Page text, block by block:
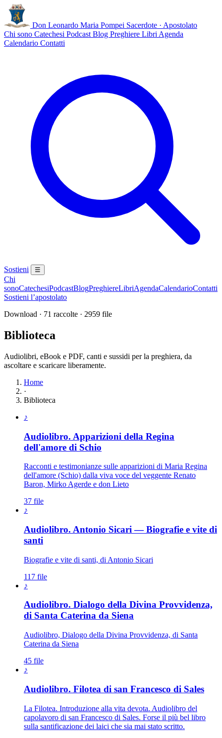
Don Leonardo Maria Pompei Sacerdote · Apostolato
Chi sono Catechesi Podcast Blog Preghiere Libri Agenda
Calendario Contatti
Sostieni ☰
Chi
sonoCatechesiPodcastBlogPreghiereLibriAgendaCalendarioContatti
Sostieni l’apostolato
Download · 71 raccolte · 2959 file
Biblioteca
Audiolibri, eBook e PDF, canti e sussidi per la preghiera, da
ascoltare e scaricare liberamente.
Home
·
Biblioteca
Elenco delle raccolte disponibili
♪
Audiolibro. Apparizioni della Regina
dell'amore di Schio
Racconti e testimonianze sulle apparizioni di Maria Regina
dell'amore (Schio) dalla viva voce del veggente Renato
Baron, Mirko Agerde e don Lieto
37 file
♪
Audiolibro. Antonio Sicari — Biografie e vite di
santi
Biografie e vite di santi, di Antonio Sicari
117 file
♪
Audiolibro. Dialogo della Divina Provvidenza,
di Santa Caterina da Siena
Audiolibro, Dialogo della Divina Provvidenza, di Santa
Caterina da Siena
45 file
♪
Audiolibro. Filotea di san Francesco di Sales
La Filotea. Introduzione alla vita devota. Audiolibro del
capolavoro di san Francesco di Sales. Forse il più bel libro
sulla santificazione dei laici che sia mai stato scritto.